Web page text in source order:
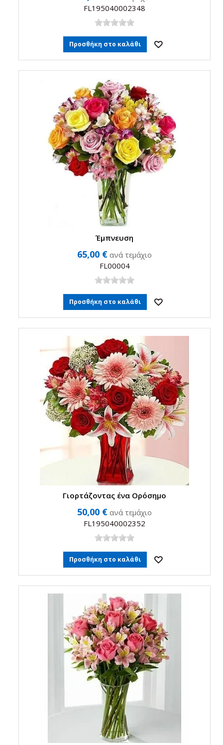
FL195040002348
Προσθήκη στο καλάθι
Έμπνευση
65,00 € ανά τεμάχιο
FL00004
Προσθήκη στο καλάθι
Γιορτάζοντας ένα Ορόσημο
50,00 € ανά τεμάχιο
FL195040002352
Προσθήκη στο καλάθι